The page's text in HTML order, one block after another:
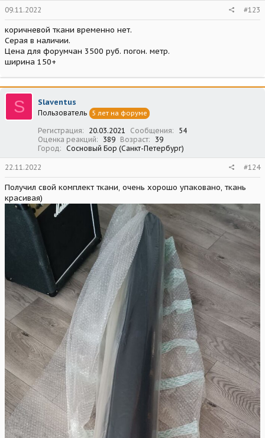
09.11.2022 #123
коричневой ткани временно нет.
Серая в наличии.
Цена для форумчан 3500 руб. погон. метр.
ширина 150+
S Slaventus
Пользователь 5 лет на форуме
Регистрация 20.03.2021 Сообщения
54
Оценка реакций
389 Возраст
39
Город
Сосновый Бор (Санкт-Петербург)
22.11.2022 #124
Получил свой комплект ткани, очень хорошо упаковано, ткань
красивая)